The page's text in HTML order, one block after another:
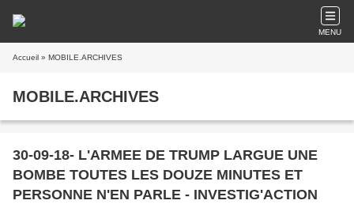
MENU
Accueil » MOBILE.ARCHIVES
MOBILE.ARCHIVES
30-09-18- L'ARMEE DE TRUMP LARGUE UNE
BOMBE TOUTES LES DOUZE MINUTES ET
PERSONNE N'EN PARLE - INVESTIG'ACTION